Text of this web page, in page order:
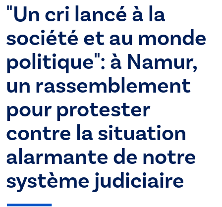
"Un cri lancé à la
société et au monde
politique": à Namur,
un rassemblement
pour protester
contre la situation
alarmante de notre
système judiciaire